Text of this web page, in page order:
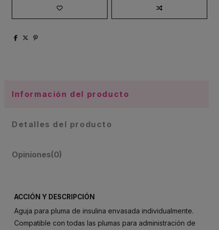
Información del producto
Detalles del producto
Opiniones(0)
ACCIÓN Y DESCRIPCIÓN
Aguja para pluma de insulina envasada individualmente.
Compatible con todas las plumas para administración de